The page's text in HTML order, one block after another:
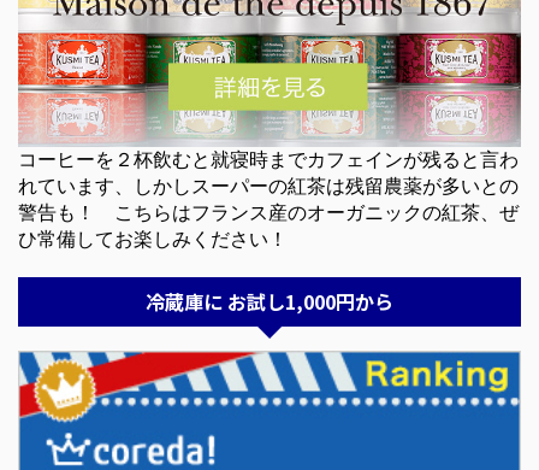
コーヒーを２杯飲むと就寝時までカフェインが残ると言わ
れています、しかしスーパーの紅茶は残留農薬が多いとの
警告も！ こちらはフランス産のオーガニックの紅茶、ぜ
ひ常備してお楽しみください！
冷蔵庫に お試し1,000円から